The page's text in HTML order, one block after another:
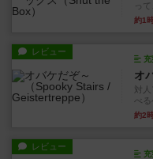
っ
約1
レビュー
充
オ
対
べる
約2
レビュー
充